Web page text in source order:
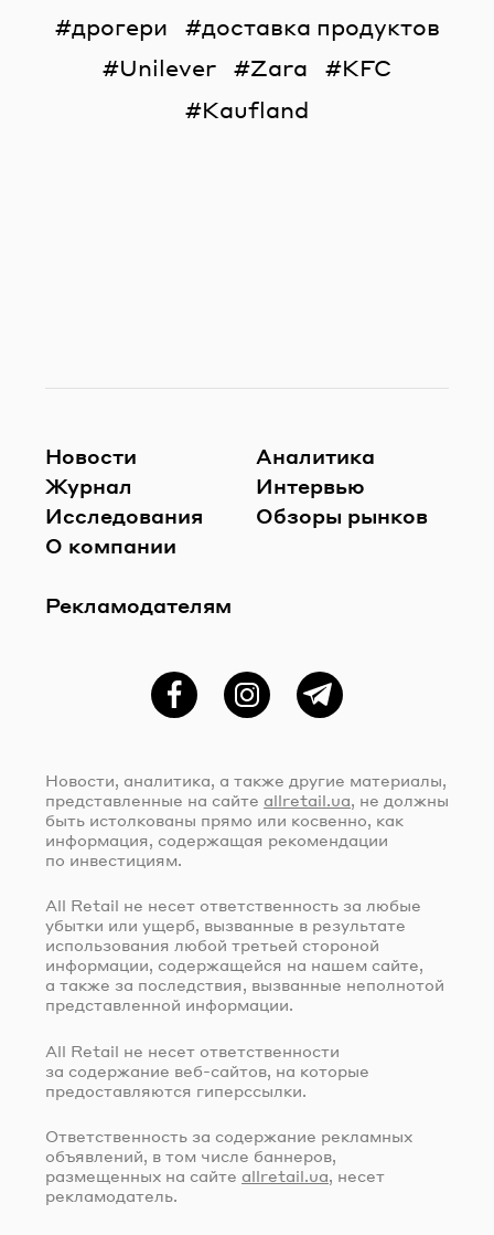
дрогери
доставка продуктов
Unilever
Zara
KFC
Kaufland
Новости
Журнал
Исследования
О компании
Рекламодателям
Аналитика
Интервью
Обзоры рынков
ФейсбукInstagramTelegram
Новости, аналитика, а также другие материалы,
представленные на сайте allretail.ua, не должны
быть истолкованы прямо или косвенно, как
информация, содержащая рекомендации
по инвестициям.
All Retail не несет ответственность за любые
убытки или ущерб, вызванные в результате
использования любой третьей стороной
информации, содержащейся на нашем сайте,
а также за последствия, вызванные неполнотой
представленной информации.
All Retail не несет ответственности
за содержание веб-сайтов , на которые
предоставляются гиперссылки.
Ответственность за содержание рекламных
объявлений, в том числе баннеров,
размещенных на сайте allretail.ua, несет
рекламодатель.